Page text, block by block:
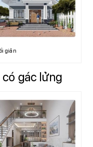
giản
có gác lửng